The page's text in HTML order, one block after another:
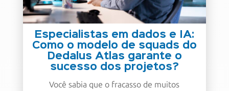
Especialistas em dados e IA:
Como o modelo de squads do
Dedalus Atlas garante o
sucesso dos projetos?
Você sabia que o fracasso de muitos